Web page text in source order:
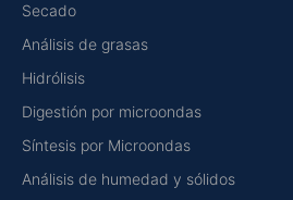
Secado
Análisis de grasas
Hidrólisis
Digestión por microondas
Síntesis por Microondas
Análisis de humedad y sólidos